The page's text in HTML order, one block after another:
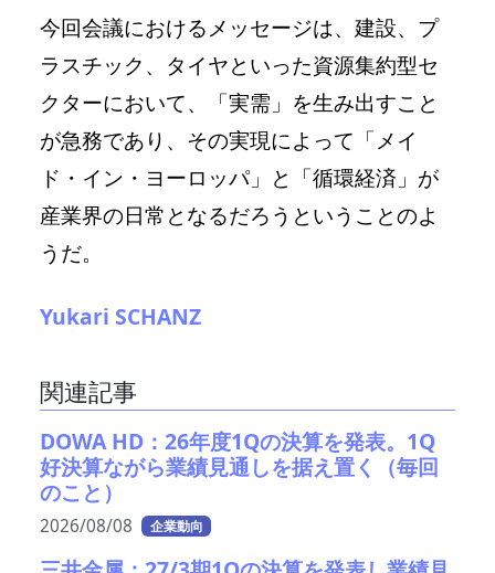
今回会議におけるメッセージは、建設、プ
ラスチック、タイヤといった資源集約型セ
クターにおいて、「実需」を生み出すこと
が急務であり、その実現によって「メイ
ド・イン・ヨーロッパ」と「循環経済」が
産業界の日常となるだろうということのよ
うだ。
Yukari SCHANZ
関連記事
DOWA HD：26年度1Qの決算を発表。1Q
好決算ながら業績見通しを据え置く（毎回
のこと）
2026/08/08 企業動向